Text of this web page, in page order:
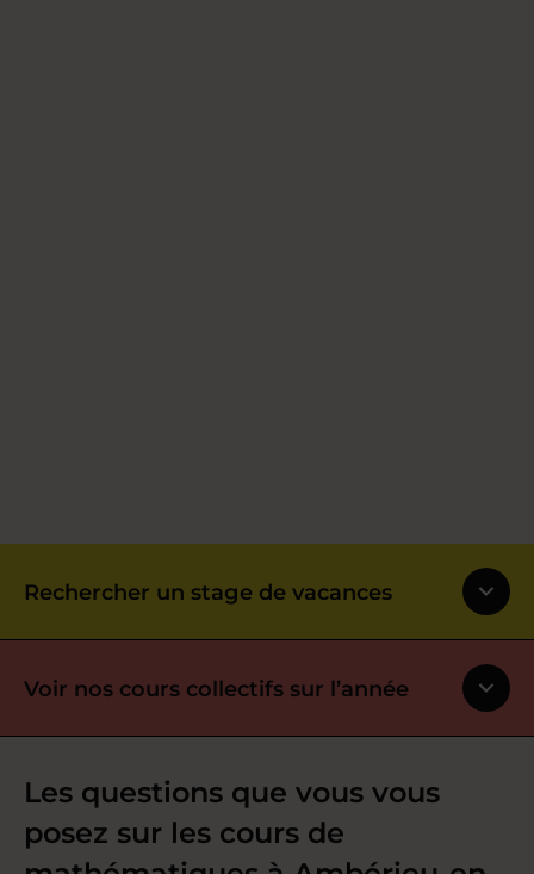
Rechercher un stage de vacances
Voir nos cours collectifs sur l’année
Les questions que vous vous
posez sur les cours de